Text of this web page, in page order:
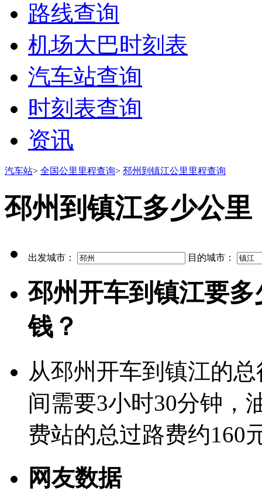
路线查询
机场大巴时刻表
汽车站查询
时刻表查询
资讯
汽车站> 全国公里里程查询> 邳州到镇江公里里程查询
邳州到镇江多少公里
出发城市： 目的城市：
邳州开车到镇江要
钱？
从邳州开车到镇江的
间需要3小时30分钟，
费站的总过路费约160
网友数据